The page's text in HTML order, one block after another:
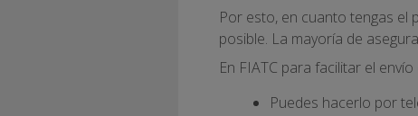
Por esto, en cuanto tengas el
posible. La mayoría de
En FIATC para facilitar el
Puedes hacerlo por